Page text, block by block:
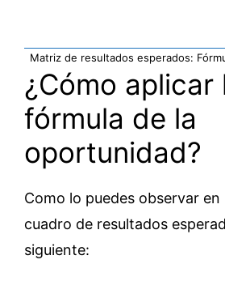
Matriz de resultados esperados:
¿Cómo aplicar
fórmula de la
oportunidad?
Como lo puedes observar en
cuadro de resultados
siguiente: